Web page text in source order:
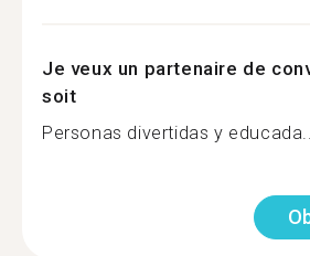
Je veux un partenaire de
soit
Personas divertidas y